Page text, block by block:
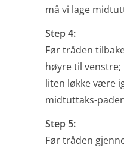
må vi lage
Step 4:
Før tråden
høyre til venstre;
liten løkke være
midtuttaks-
Step 5:
Før tråden